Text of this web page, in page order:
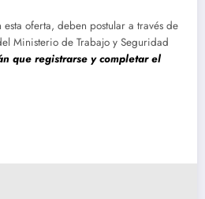
esta oferta, deben postular a través de
Ministerio de Trabajo y Seguridad
que registrarse y completar el